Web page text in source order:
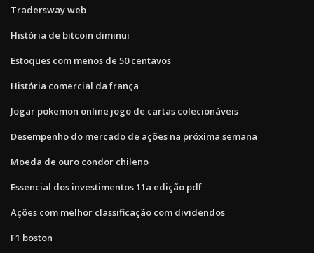
Tradersway web
História de bitcoin diminui
Estoques com menos de 50 centavos
História comercial da frança
Jogar pokemon online jogo de cartas colecionáveis
Desempenho do mercado de ações na próxima semana
Moeda de ouro condor chileno
Essencial dos investimentos 11a edição pdf
Ações com melhor classificação com dividendos
F1 boston